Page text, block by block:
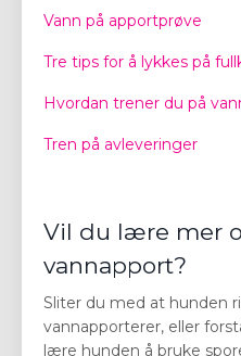
Vann på apportprøve
Tre tips for å lykkes på
Hvordan trener du på
Tren på avleveringer
Vil du lære mer
vannapport?
Sliter du med at hunden
vannapporterer, eller
lære hunden å bruke